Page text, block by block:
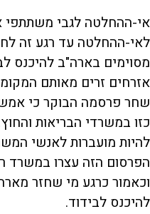
אי-ההחלטה לגבי משתתפי
לאי-ההחלטה עד רגע זה
מסוימים בארה"ב להיכנס
אזרחים זרים מאותם
שחר פרסמה הבוקר כי
כזו במשרדי הבריאות
להיות מועברות לאנשי
הפרסום הזה עצרו
וכאמור כרגע מי שחזר
להיכנס לבידוד.